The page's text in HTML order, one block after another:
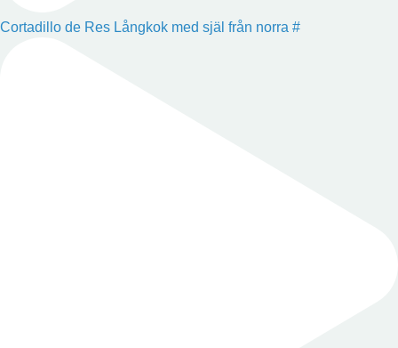
Cortadillo de Res Långkok med själ från norra #